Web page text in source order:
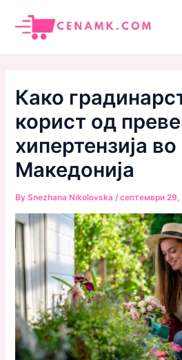
content
Како
корист од
хипертензија во
Македонија
BySnezhana Nikolovska /септември